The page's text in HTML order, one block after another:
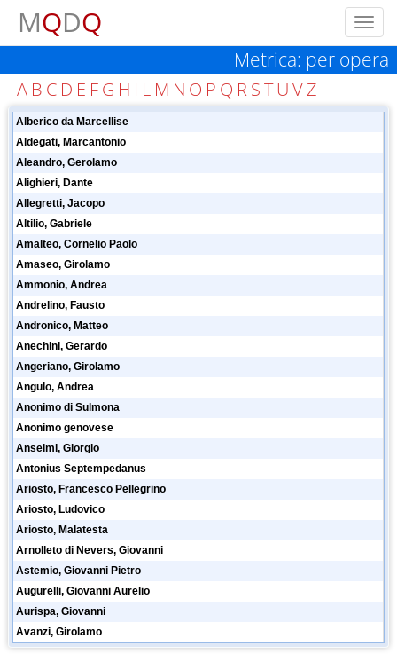
MQDQ
Metrica: per opera
A B C D E FG H I L M N O P Q RSTUVZ
Alberico da Marcellise
Aldegati, Marcantonio
Aleandro, Gerolamo
Alighieri, Dante
Allegretti, Jacopo
Altilio, Gabriele
Amalteo, Cornelio Paolo
Amaseo, Girolamo
Ammonio, Andrea
Andrelino, Fausto
Andronico, Matteo
Anechini, Gerardo
Angeriano, Girolamo
Angulo, Andrea
Anonimo di Sulmona
Anonimo genovese
Anselmi, Giorgio
Antonius Septempedanus
Ariosto, Francesco Pellegrino
Ariosto, Ludovico
Ariosto, Malatesta
Arnolleto di Nevers, Giovanni
Astemio, Giovanni Pietro
Augurelli, Giovanni Aurelio
Aurispa, Giovanni
Avanzi, Girolamo